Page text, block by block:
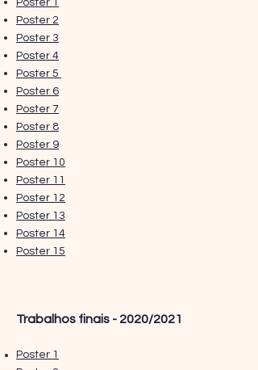
Poster 1
Poster 2
Poster 3
Poster 4
Poster 5
Poster 6
Poster 7
Poster 8
Poster 9
Poster 10
Poster 11
Poster 12
Poster 13
Poster 14
Poster 15
Trabalhos finais - 2020/2021
Poster 1